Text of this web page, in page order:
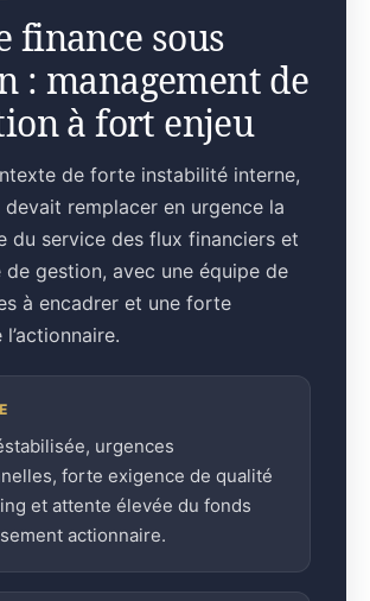
finance sous
: management de
à fort enjeu
de forte instabilité interne,
remplacer en urgence la
du service des flux financiers et
gestion, avec une équipe de
à encadrer et une forte
urgences
forte exigence de qualité
et attente élevée du fonds
actionnaire.